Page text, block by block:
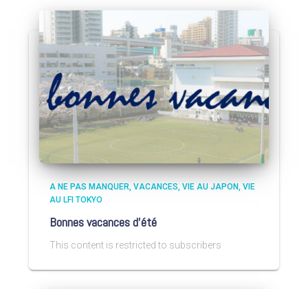
A NE PAS MANQUER VACANCES VIE AU JAPON VIE
AU LFI TOKYO
Bonnes vacances d’été
This content is restricted to subscribers